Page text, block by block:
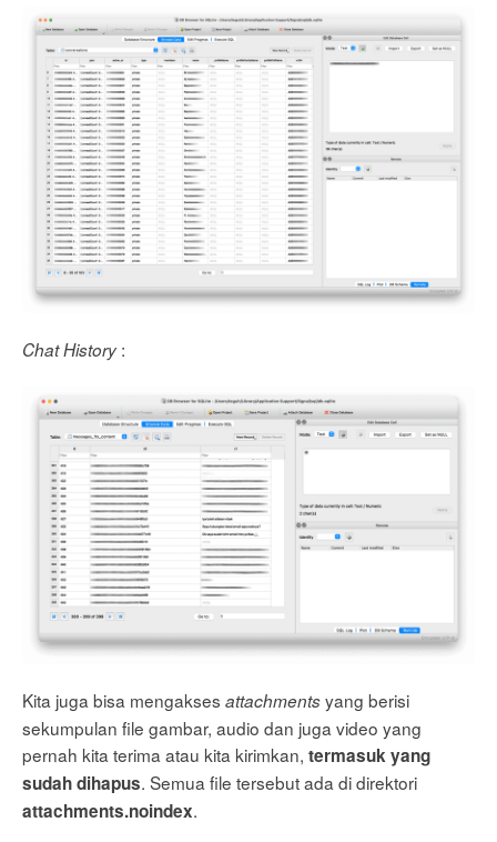
Chat History :
Kita juga bisa mengaksesattachmentsyang berisi
sekumpulan file gambar, audio dan juga video yang
pernah kita terima atau kita kirimkan,termasuk yang
sudah dihapus. Semua file tersebut ada di direktori
attachments.noindex.